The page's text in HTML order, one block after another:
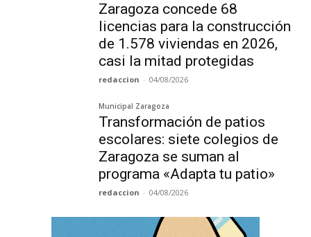
Zaragoza concede 68
licencias para la construcción
de 1.578 viviendas en 2026,
casi la mitad protegidas
redaccion - 04/08/2026
Municipal Zaragoza
Transformación de patios
escolares: siete colegios de
Zaragoza se suman al
programa «Adapta tu patio»
redaccion - 04/08/2026